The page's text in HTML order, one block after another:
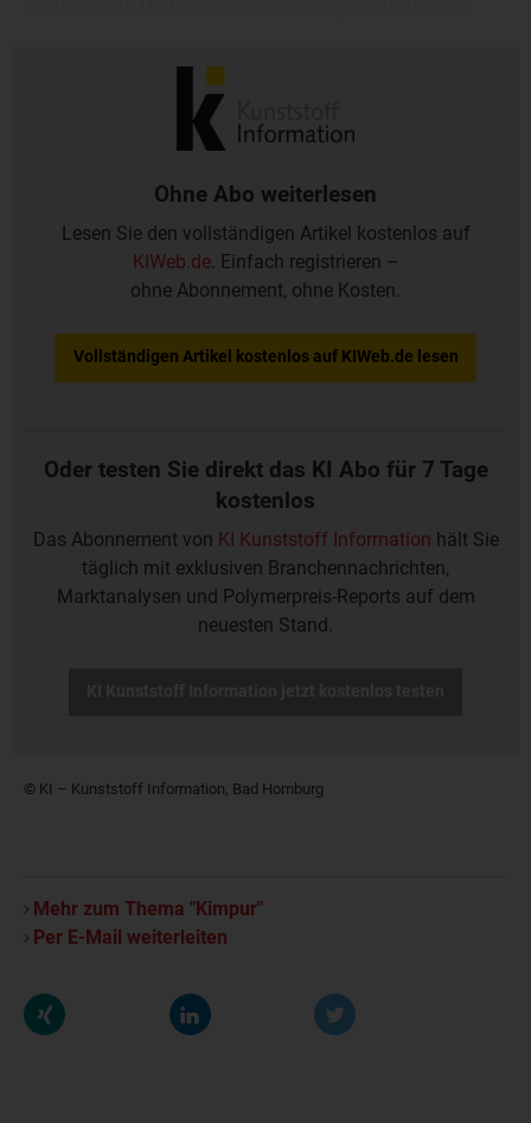
Ohne Abo weiterlesen
Lesen Sie den vollständigen Artikel kostenlos auf
KIWeb.de. Einfach registrieren –
ohne Abonnement, ohne Kosten.
Vollständigen Artikel kostenlos auf KIWeb.de lesen
Oder testen Sie direkt das KI Abo für 7 Tage
kostenlos
Das Abonnement von KI Kunststoff Information hält Sie
täglich mit exklusiven Branchennachrichten,
Marktanalysen und Polymerpreis-Reports auf dem
neuesten Stand.
© KI – Kunststoff Information, Bad Homburg
Mehr zum Thema "Kimpur"
Per E-Mail weiterleiten